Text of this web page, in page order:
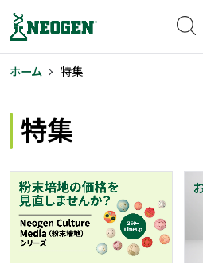
ホーム 特集
特集